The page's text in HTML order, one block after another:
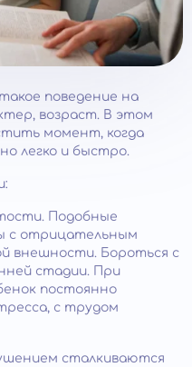
поведение на
возраст. В этом
момент, когда
легко и быстро.
Подобные
с отрицательным
внешности. Бороться с
стадии. При
постоянно
с трудом
сталкиваются